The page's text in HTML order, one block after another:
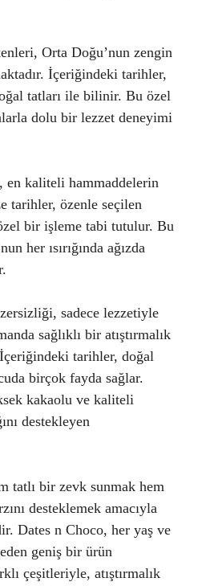
Orta Doğu’nun zengin
İçeriğindeki tarihler,
tatları ile bilinir. Bu özel
dolu bir lezzet deneyimi
en kaliteli hammaddelerin
tarihler, özenle seçilen
bir işleme tabi tutulur. Bu
her ısırığında ağızda
sadece lezzetiyle
sağlıklı bir atıştırmalık
İçeriğindeki tarihler, doğal
birçok fayda sağlar.
kakaolu ve kaliteli
destekleyen
tatlı bir zevk sunmak hem
desteklemek amacıyla
Dates n Choco, her yaş ve
geniş bir ürün
çeşitleriyle, atıştırmalık